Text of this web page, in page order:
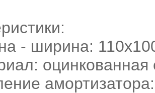
- ширина:
оцинкованная